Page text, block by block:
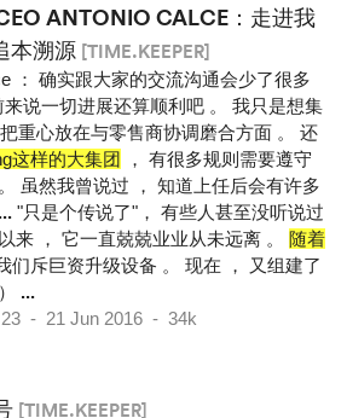
ANTONIO CALCE：走进我
本溯源 [TIME.KEEPER]
： 确实跟大家的交流沟通会少了很多
来说一切进展还算顺利吧 。 我只是想集
重心放在与零售商协调磨合方面 。 还
这样的大集团 ， 有很多规则需要遵守
虽然我曾说过 ， 知道上任后会有许多
... "只是个传说了"， 有些人甚至没听说过
来 ， 它一直兢兢业业从未远离 。 随着
们斥巨资升级设备 。 现在 ， 又组建了
...
- 21 Jun 2016 - 34k
[TIME.KEEPER]